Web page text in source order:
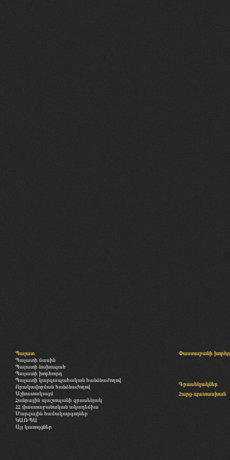
Պալատ
Պալատի մասին
Պալատի նախագահ
Պալատի խորհուրդ
Պալատի կարգապահական հանձնաժողով
Որակավորման հանձնաժողով
Աշխատակազմ
Հանրային պաշտպանի գրասենյակ
ՀՀ փաստաբանական ակադեմիա
Մարզային համակարգողներ
ԿԱՌՊԱ
Այլ կառույցներ
Փաստաբանի
Գրասենյակներ
Հարց-պատասխան